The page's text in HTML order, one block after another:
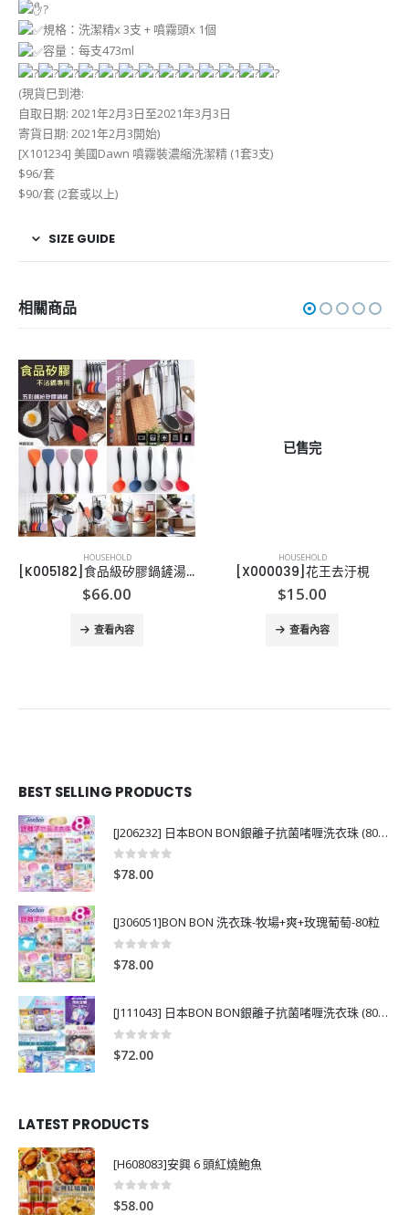
規格：洗潔精x 3支 + 噴霧頭x 1個
容量：每支473ml
(現貨巳到港:
自取日期: 2021年2月3日至2021年3月3日
寄貨日期: 2021年2月3開始)
[X101234] 美國Dawn 噴霧裝濃縮洗潔精 (1套3支)
$96/套
$90/套 (2套或以上)
SIZE GUIDE
相關商品
HOUSEHOLD
[K005182]食品級矽膠鍋鏟湯勺
$66.00
查看內容
已售完
HOUSEHOLD
[X000039]花王去汙梘
$15.00
查看內容
BEST SELLING PRODUCTS
[J206232] 日本BON BON銀離子抗菌啫喱洗衣珠 (80粒)
0out of 5
$78.00
[J306051]BON BON 洗衣珠-牧場+爽+玫瑰葡萄-80粒
0out of 5
$78.00
[J111043] 日本BON BON銀離子抗菌啫喱洗衣珠 (80粒)
0out of 5
$72.00
LATEST PRODUCTS
[H608083]安興 6 頭紅燒鮑魚
0out of 5
$58.00